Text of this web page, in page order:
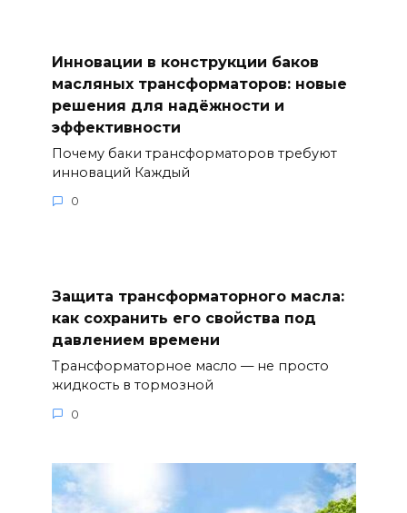
Инновации в конструкции баков
масляных трансформаторов: новые
решения для надёжности и
эффективности
Почему баки трансформаторов требуют
инноваций Каждый
0
Защита трансформаторного масла:
как сохранить его свойства под
давлением времени
Трансформаторное масло — не просто
жидкость в тормозной
0